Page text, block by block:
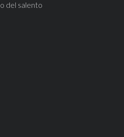
del salento